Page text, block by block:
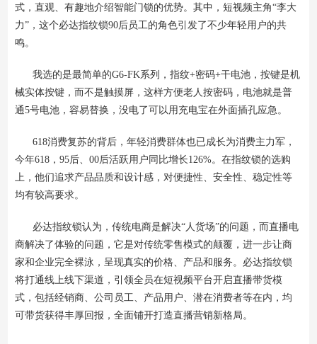
式，直观、有趣地介绍智能门锁的优势。其中，短视频主角“李大
力”，这个必达指纹锁90后员工的角色引发了不少年轻用户的共
鸣。
我选的是最简单的G6-FK系列，指纹+密码+干电池，按键是机
械实体按键，而不是触摸屏，这样方便老人按密码，电池就是普
通5号电池，容易替换，没电了可以用充电宝在外面插孔应急。
618消费复苏的背后，年轻消费群体也已成长为消费主力军，
今年618，95后、00后活跃用户同比增长126%。在指纹锁的选购
上，他们追求产品品质和设计感，对便捷性、安全性、稳定性等
均有较高要求。
必达指纹锁认为，传统电商是解决“人货场”的问题，而直播电
商解决了体验的问题，它是对传统零售模式的颠覆，进一步让商
家和企业完全裸泳，呈现真实的价格、产品和服务。必达指纹锁
将打通线上线下渠道，引领全员在短视频平台开启直播带货模
式，包括经销商、公司员工、产品用户、潜在消费者等在内，均
可带货获得丰厚回报，全面铺开打造直播营销新格局。